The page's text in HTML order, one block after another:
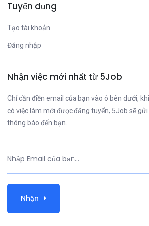
Tuyển dụng
Tạo tài khoản
Đăng nhập
Nhận việc mới nhất từ 5Job
Chỉ cần điền email của bạn vào ô bên dưới, khi
có việc làm mới được đăng tuyển, 5Job sẽ gửi
thông báo đến bạn.
Nhận